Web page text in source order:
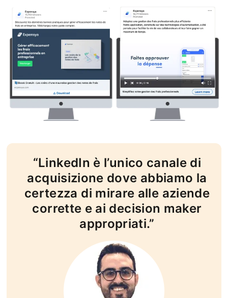
“LinkedIn è l’unico canale di
acquisizione dove abbiamo la
certezza di mirare alle aziende
corrette e ai decision maker
appropriati.”